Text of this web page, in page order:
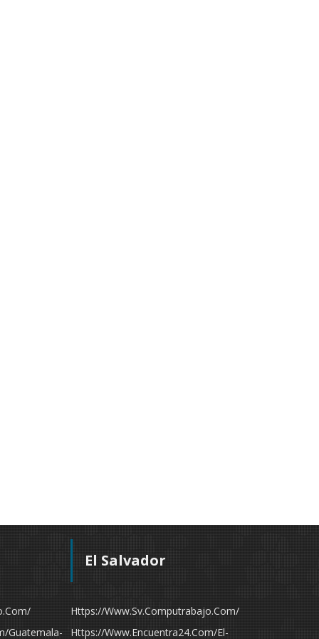
guatemala-
El Salvador
Https://www.sv.computrabajo.com/
Https://www.encuentra24.com/el-